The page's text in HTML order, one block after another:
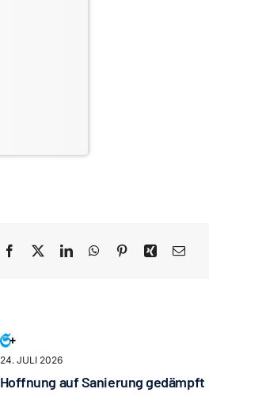
24. JULI 2026
Hoffnung auf Sanierung gedämpft